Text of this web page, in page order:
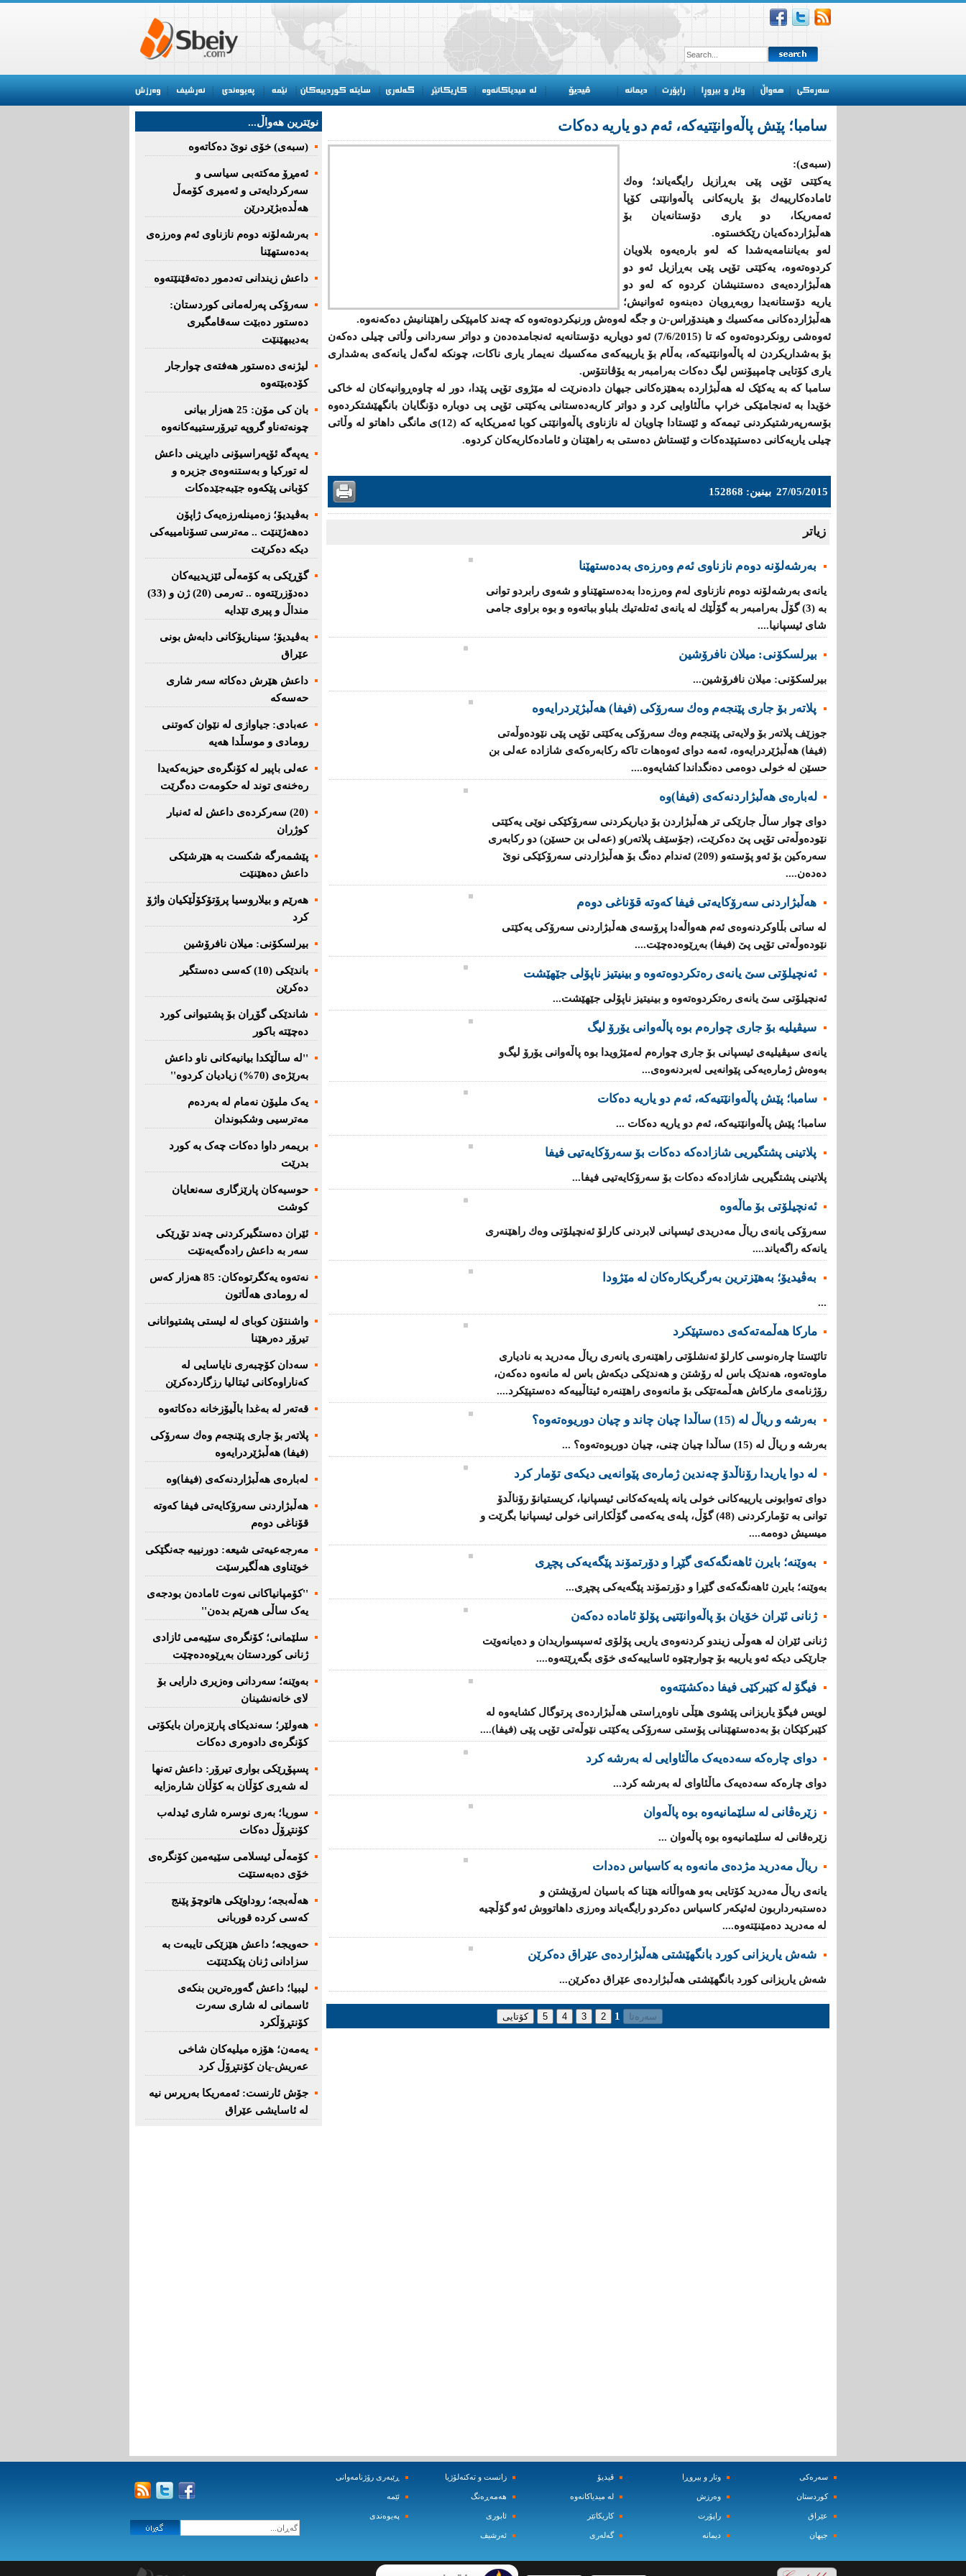
سامبا؛ پێش پاڵەوانێتیەکە، ئەم دو یاریە دەکات
(سبەی):
یەكێتی تۆپی پێی بەڕازیل رایگەیاند؛ وەك
ئامادەكارییەك بۆ یاریەکانى پاڵەوانێتی كۆپا
ئەمەریكا، دو یاری دۆستانەیان بۆ
هەڵبژاردەكەیان رێكخستوە.
لەو بەیاننامەیەشدا کە لەو بارەیەوە بلاویان
کردوەتەوە، یەكێتی تۆپی پێی بەڕازیل ئەو دو
هەڵبژاردەیەى دەستنیشان کردوە کە لەو دو
یاریە دۆستانەیدا روبەڕویان دەبنەوە ئەوانیش؛
هەڵبژاردەكانی مەكسیك و هیندۆراس-ن و جگە لەوەش ورنیکردوەتەوە کە چەند كامپێكی راهێنانیش دەكەنەوە.
ئەوەشى رونکردوەتەوە کە تا (7/6/2015) ئەو دویاریە دۆستانەیە ئەنجامدەدەن و دواتر سەردانی وڵاتی چیلی دەكەن
بۆ بەشداریكردن لە پاڵەوانێتیەکە، بەڵام بۆ یارییەكەی مەكسیك نەیمار یاری ناكات، چونكە لەگەل یانەکەى بەشدارى
یاری كۆتایی چامپیۆنس لیگ دەکات بەرامبەر بە یۆڤانتۆس.
سامبا کە بە یەکێک لە هەڵبژاردە بەهێزەکانى جیهان دادەنرێت لە مێژوى تۆپى پێدا، دور لە چاوەڕوانیەکان لە خاکى
خۆیدا بە ئەنجامێکى خراپ ماڵئاوایى کرد و دواتر کاربەدەستانى یەکێتى تۆپى پی دوبارە دۆنگایان بانگهێشتکردەوە
بۆسەرپەرشتیکردنى تیمەکە و ئێستادا چاویان لە نازناوى پاڵەوانێتی كوبا ئەمریكایە كە (12)ی مانگی داهاتو لە وڵاتی
چیلی یاریەکانى دەستپێدەكات و ئێستاش دەستى بە راهێنان و ئامادەکاریەکان کردوە.
27/05/2015 بینین: 152868
زیاتر
به‌رشه‌لۆنه‌ دوه‌م نازناوی ئه‌م وه‌رزه‌ی به‌ده‌ستهێنا
یانه‌ی به‌رشه‌لۆنه‌ دوه‌م نازناوی له‌م وه‌رزه‌دا به‌ده‌ستهێناو و شەوی رابردو توانی
بە (3) گۆڵ به‌رامبه‌ر به‌ گۆڵێك له‌ یانه‌ی ئه‌تله‌تیك بلباو بباتەوە و بوه‌ براوی جامی
شای ئیسپانیا....
بیرلسكۆنی: میلان نافرۆشین
بیرلسكۆنی: میلان نافرۆشین...
پلاتەر بۆ جاری پێنجەم وەك سەرۆكی (فیفا) هەڵبژێردرایەوە
جوزێف پلاتەر بۆ ولایەتی پێنجەم وەك سەرۆكی یەكێتی تۆپی پێی نێودەوڵەتی
(فیفا) هەڵبژێردرایەوە، ئەمە دوای ئەوەهات تاكە ركابەرەكەی شازادە عەلی بن
حسێن لە خولی دوەمی دەنگداندا كشایەوە....
لەبارەی هەڵبژاردنەكەی (فیفا)وە
دوای چوار ساڵ جارێكی تر هەڵبژاردن بۆ دیاریكردنی سەرۆكێكی نوێی یەكێتی
نێودەوڵەتی تۆپی پێ دەكرێت، (جۆسێف پلاتەر)و (عەلی بن حسێن) دو ركابەری
سەرەكین بۆ ئەو پۆستەو (209) ئەندام دەنگ بۆ هەڵبژاردنی سەرۆكێكی نوێ
دەدەن....
هەڵبژاردنی سەرۆكایەتی فیفا كەوتە قۆناغی دوەم
لە ساتی بڵاوكردنەوەی ئەم هەواڵەدا پرۆسەی هەڵبژاردنی سەرۆكی یەكێتی
نێودەوڵەتی تۆپی پێ (فیفا) بەڕێوەدەچێت....
ئەنچیلۆتى سێ یانەى رەتکردوەتەوە و بینیتیز ناپۆلى جێهێشت
ئەنچیلۆتى سێ یانەى رەتکردوەتەوە و بینیتیز ناپۆلى جێهێشت...
سیڤیلیه‌ بۆ جاری‌ چواره‌م بوه‌ پاڵه‌وانی‌ یۆرۆ لیگ
یانه‌ی‌ سیڤیلیه‌ی‌ ئیسپانی‌ بۆ جاری‌ چواره‌م له‌مێژویدا بوه‌ پاڵه‌وانی‌ یۆرۆ لیگ‌و
به‌وه‌ش ژماره‌یه‌كی‌ پێوانه‌یی له‌بردنه‌وه‌ی‌...
سامبا؛ پێش پاڵەوانێتیەکە، ئەم دو یاریە دەکات
سامبا؛ پێش پاڵەوانێتیەکە، ئەم دو یاریە دەکات ...
پلاتینی پشتگیریی شازادەکە دەكات بۆ سەرۆكایەتیی فیفا
پلاتینی پشتگیریی شازادەکە دەكات بۆ سەرۆكایەتیی فیفا...
ئەنچیلۆتی بۆ ماڵەوە
سەرۆكی یانەی ریاڵ مەدریدی ئیسپانی لابردنی كارلۆ ئەنچیلۆتی وەك راهێنەری
یانەكە راگەیاند....
بەڤیدیۆ؛ بەهێزترین بەرگریکارەکان لە مێژودا
...
مارکا هەڵمەتەکەی دەستپێکرد
تائێستا چارەنوسی کارلۆ ئەنشلۆتی راهێنەری یانەری ریاڵ مەدرید بە نادیاری
ماوەتەوە، هەندێک باس لە رۆشتن و هەندێکی دیکەش باس لە مانەوە دەکەن،
رۆژنامەی مارکاش هەڵمەتێکی بۆ مانەوەی راهێنەرە ئیتاڵییەکە دەستپێکرد....
بەرشە و ریاڵ لە (15) ساڵدا چیان چاند و چیان دوریوەتەوە؟
بەرشە و ریاڵ لە (15) ساڵدا چیان چنى، چیان دوریوەتەوە؟ ...
لە دوا یاریدا رۆناڵدۆ چەندین ژمارەی پێوانەیی دیکەی تۆمار کرد
دوای ته‌وابونی یارییه‌كانی خولی یانه‌ پله‌یه‌كه‌كانی ئیسپانیا، كریستیانۆ رۆناڵدۆ
توانی به‌ تۆماركردنی (48) گۆڵ، پله‌ی یه‌كه‌می گۆڵكارانی خولی ئیسپانیا بگرێت و
میسیش دوه‌مه‌....
بەوێنە؛ بایرن ئاهەنگەکەى گێڕا و دۆرتمۆند پێگەیەکى پچڕى
بەوێنە؛ بایرن ئاهەنگەکەى گێڕا و دۆرتمۆند پێگەیەکى پچڕى...
ژنانی‌ ئێران خۆیان بۆ پاڵه‌وانێتیی پۆلۆ ئاماده‌ ده‌كه‌ن
ژنانی‌ ئێران له‌ هه‌وڵی زیندو كردنه‌وه‌ی‌ یاریی پۆلۆی ئه‌سپسواریدان و ده‌یانه‌وێت
جارێكی دیکە ئه‌و یارییه‌ بۆ چوارچێوه‌ ئاساییه‌كه‌ی خۆی بگه‌ڕێته‌وه‌....
فیگۆ لە كێبركێی فیفا دەكشێتەوە
لویس فیگۆ یاریزانی پێشوی هێڵی ناوەڕاستی هەڵبژاردەی پرتوگال كشایەوە لە
كێبركێكان بۆ بەدەستهێنانی پۆستی سەرۆكی یەكێتی نێوڵەتی تۆپی پێی (فیفا)....
دوای چارەکە سەدەیەک ماڵئاوایی لە بەرشە كرد
دوای چارەکە سەدەیەک ماڵئاوای لە بەرشە كرد...
زێرەڤانى لە سلێمانیەوە بوە پاڵەوان
زێرەڤانى لە سلێمانیەوە بوە پاڵەوان ...
ریاڵ مه‌درید مژده‌ی‌ مانه‌وه‌ به‌ كاسیاس ده‌دات
یانه‌ی‌ ریاڵ مه‌درید كۆتایی به‌و هه‌واڵانه‌ هێنا كه‌ باسیان له‌رۆیشتن‌ و
ده‌ستبه‌رداربون له‌ئیكه‌ر كاسیاس ده‌كرد‌و رایگه‌یاند وه‌رزی‌ داهاتووش ئه‌و گۆڵچیه‌
له‌ مه‌درید ده‌مێنێته‌وه‌....
شەش یاریزانى کورد بانگهێشتى هەڵبژاردەى عێراق دەکرێن
شەش یاریزانى کورد بانگهێشتى هەڵبژاردەى عێراق دەکرێن...
1
نوێترین هه‌واڵ...
(سبەى) خۆى نوێ دەکاتەوە
ئه‌مڕۆ مه‌كته‌بی‌ سیاسی‌ و
سه‌ركردایه‌تی‌ و ئه‌میری‌ كۆمه‌ڵ
هەڵدەبژێردرێن
به‌رشه‌لۆنه‌ دوه‌م نازناوی ئه‌م وه‌رزه‌ی
به‌ده‌ستهێنا
داعش زیندانی تەدمور دەتەقێنێتەوە
سەرۆكی پەرلەمانی كوردستان:
دەستور دەبێت سەقامگیری
بەدیبهێنێت
لیژنەی دەستور هەفتەی چوارجار
كۆدەبێتەوە
بان كی مۆن: 25 هەزار بیانی
چونەتەناو گروپە تیرۆرستییەكانەوە
یەپەگە ئۆپەراسیۆنی دابڕینی داعش
لە تورکیا و بەستنەوەی جزیرە و
کۆبانی پێکەوە جێبەجێدەکات
بەڤیدیۆ؛ زەمینلەرزەیەک ژاپۆن
دەهەژێنێت .. مەترسی تسۆنامییەکی
دیکە دەکرێت
گۆڕێکی بە کۆمەڵی ئێزیدییەکان
دەدۆزرێتەوە .. تەرمی (20) ژن و (33)
منداڵ و پیری تێدایە
بەڤیدیۆ؛ سیناریۆکانی دابەش بونی
عێراق
داعش هێرش دەکاتە سەر شاری
حەسەکە
عه‌بادی: جیاوازی له‌ نێوان کەوتنی
رومادی و موسڵدا هه‌یه‌
عەلی باپیر لە کۆنگرەی حیزبەکەیدا
رەخنەی توند لە حکومەت دەگرێت
(20) سه‌ركرده‌ی داعش لە ئەنبار
کوژران
پێشمەرگە شكست بە هێرشێكی
داعش دەهێنێت
هەرێم و بیلاروسیا پرۆتۆکۆڵێکیان واژۆ
کرد
بیرلسكۆنی: میلان نافرۆشین
باندێکی (10) کەسى دەستگیر
دەکرێن
شاندێکى گۆڕان بۆ پشتیوانی کورد
دەچێتە باکور
''لە ساڵێکدا بیانیه‌كانی ناو داعش
بەرێژەى (70%) زیادیان کردوە''
یەک ملیۆن نەمام لە بەردەم
مەترسیی وشکبوندان
بریمه‌ر داوا دەکات چەک بە کورد
بدرێت
حوسیەکان پارێزگارى سەنعایان
کوشت
ئێران دەستگیرکردنى چه‌ند تۆڕێكی‌
سه‌ر به‌ داعش رادەگەیەنێت
نەتەوە یەكگرتوەكان: 85 هەزار كەس
لە رومادی هەڵاتون
واشنتۆن كوبای لە لیستی پشتیوانانی
تیرۆر دەرهێنا
سەدان كۆچبەری نایاسایی لە
كەناراوەكانی ئیتالیا رزگاردەكرێن
قەتەر لە بەغدا باڵیۆزخانە دەكاتەوە
پلاتەر بۆ جاری پێنجەم وەك سەرۆكی
(فیفا) هەڵبژێردرایەوە
لەبارەی هەڵبژاردنەكەی (فیفا)وە
هەڵبژاردنی سەرۆكایەتی فیفا كەوتە
قۆناغی دوەم
مەرجەعیەتی شیعە: دورنییە جەنگێكی
خوێناوی هەڵگیرسێت
''کۆمپانیاکانی نەوت ئامادەن بودجەی
یەک ساڵی هەرێم بدەن''
سلێمانی؛ كۆنگرەی سێیەمی ئازادی
ژنانی كوردستان بەڕێوەدەچێت
بەوێنە؛ سەردانی وەزیری دارایی بۆ
لای خانەنشینان
هەولێر؛ سەندیكای پارێزەران بایكۆتی
كۆنگرەی دادوەری دەكات
پسپۆڕێكی بواری تیرۆر: داعش تەنها
لە شەڕی كۆڵان بە كۆڵان شارەزایە
سوریا؛ بەری نوسرە شاری ئیدلەب
كۆنتڕۆڵ دەكات
كۆمەڵی ئیسلامی سێیەمین كۆنگرەی
خۆی دەبەستێت
هەڵەبجە؛ روداوێکی هاتوچۆ پێنج
کەسی کردە قوربانی
حەویجە؛ داعش هێزێكی تایبەت بە
سزادانی ژنان پێكدێنێت
لیبیا؛ داعش گەورەترین بنكەی
ئاسمانی لە شاری سەرت
کۆنتڕۆڵکرد
یەمەن؛ هۆزە میلیەكان شاخی
عەریش-یان كۆنتڕۆڵ كرد
جۆش ئارنست: ئەمەریكا بەرپرس نیە
لە ئاسایشی عێراق
سه‌ره‌کی
کوردستان
عێراق
جیهان
وتار و بیروڕا
وه‌رزش‌
راپۆرت
دیمانه‌
ڤیدیۆ
له‌ میدیاکانه‌وه‌
کاریکاتێر
گه‌له‌ری
زانست و ته‌کنه‌لۆژیا
هه‌مه‌ڕه‌نگ
ئابوری
ئه‌رشیف
ڕێبه‌ری رۆژنامه‌وانی
ئێمه‌
په‌یوه‌ندی